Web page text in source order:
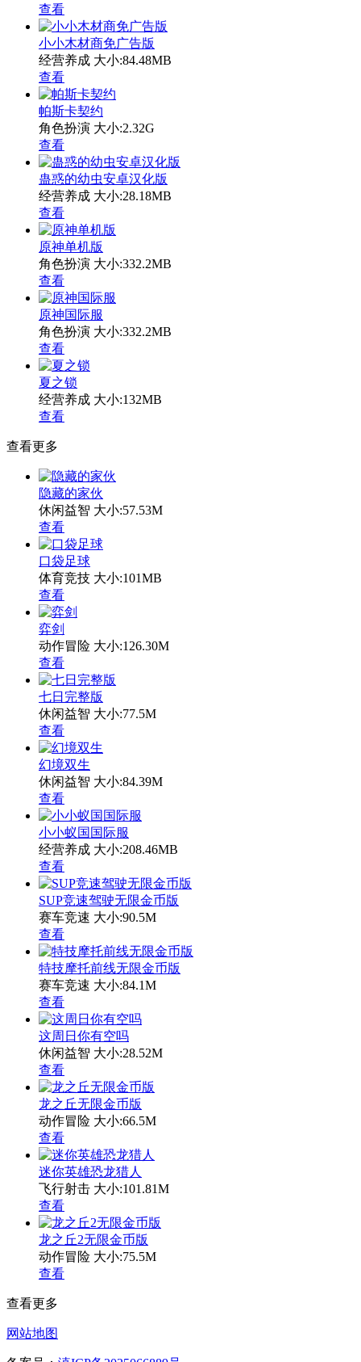
查看
小小木材商免广告版
经营养成 大小:84.48MB
查看
帕斯卡契约
角色扮演 大小:2.32G
查看
蛊惑的幼虫安卓汉化版
经营养成 大小:28.18MB
查看
原神单机版
角色扮演 大小:332.2MB
查看
原神国际服
角色扮演 大小:332.2MB
查看
夏之锁
经营养成 大小:132MB
查看
查看更多
隐藏的家伙
休闲益智 大小:57.53M
查看
口袋足球
体育竞技 大小:101MB
查看
弈剑
动作冒险 大小:126.30M
查看
七日完整版
休闲益智 大小:77.5M
查看
幻境双生
休闲益智 大小:84.39M
查看
小小蚁国国际服
经营养成 大小:208.46MB
查看
SUP竞速驾驶无限金币版
赛车竞速 大小:90.5M
查看
特技摩托前线无限金币版
赛车竞速 大小:84.1M
查看
这周日你有空吗
休闲益智 大小:28.52M
查看
龙之丘无限金币版
动作冒险 大小:66.5M
查看
迷你英雄恐龙猎人
飞行射击 大小:101.81M
查看
龙之丘2无限金币版
动作冒险 大小:75.5M
查看
查看更多
网站地图